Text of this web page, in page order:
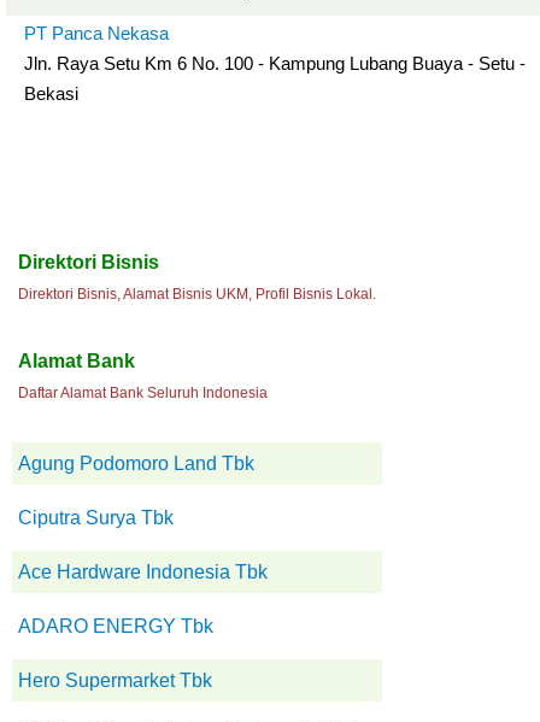
PT Panca Nekasa
Jln. Raya Setu Km 6 No. 100 - Kampung Lubang Buaya - Setu -
Bekasi
Direktori Bisnis
Direktori Bisnis, Alamat Bisnis UKM, Profil Bisnis Lokal.
Alamat Bank
Daftar Alamat Bank Seluruh Indonesia
Agung Podomoro Land Tbk
Ciputra Surya Tbk
Ace Hardware Indonesia Tbk
ADARO ENERGY Tbk
Hero Supermarket Tbk